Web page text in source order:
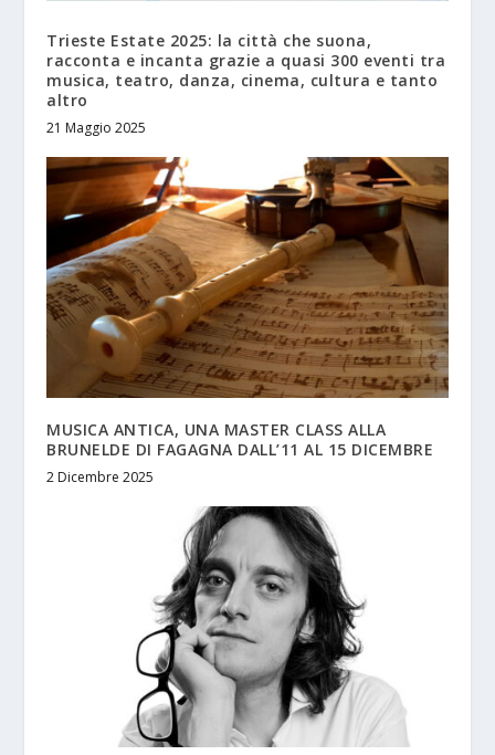
Trieste Estate 2025: la città che suona,
racconta e incanta grazie a quasi 300 eventi tra
musica, teatro, danza, cinema, cultura e tanto
altro
21 Maggio 2025
MUSICA ANTICA, UNA MASTER CLASS ALLA
BRUNELDE DI FAGAGNA DALL’11 AL 15 DICEMBRE
2 Dicembre 2025